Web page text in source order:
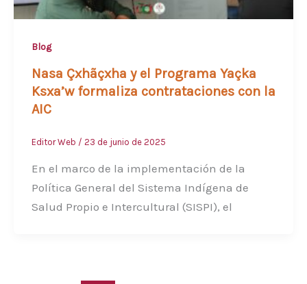
Blog
Nasa Çxhãçxha y el Programa Yaçka
Ksxa’w formaliza contrataciones con la
AIC
Editor Web / 23 de junio de 2025
En el marco de la implementación de la
Política General del Sistema Indígena de
Salud Propio e Intercultural (SISPI), el